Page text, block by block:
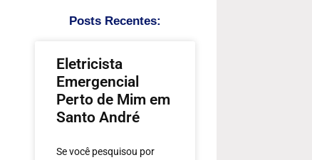
Posts Recentes:
Eletricista
Emergencial
Perto de Mim em
Santo André
Se você pesquisou por